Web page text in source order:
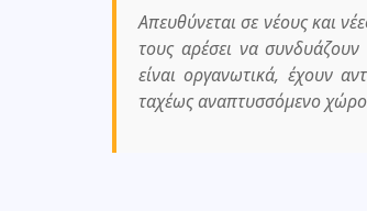
Απευθύνεται σε νέους και
τους αρέσει να συνδυάζουν
είναι οργανωτικά, έχουν
ταχέως αναπτυσσόμενο